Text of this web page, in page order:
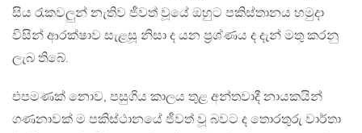
සිය රැකවලුන් නැතිව ජීවත් වූයේ ඔහුට පකිස්තානය හමුදා
විසින් ආරක්ෂාව සැළසූ නිසා ද යන ප්‍රශ්ණය ද දැන් මතු කරනු
ලැබ තිබේ.
එපමණක් නොව, පසුගිය කාලය තුළ අන්තවාදී නායකයින්
ගණනාවක් ම පකිස්ථානයේ ජීවත් වූ බවට ද තොරතුරු වාර්තා